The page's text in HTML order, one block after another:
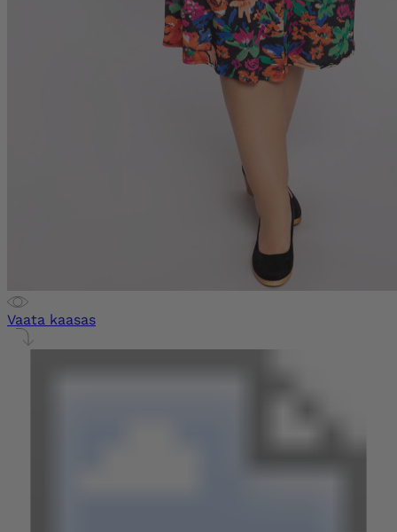
Vaata kaasas